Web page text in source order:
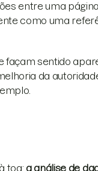
entre uma
como uma
façam sentido
da
toa: a análise de